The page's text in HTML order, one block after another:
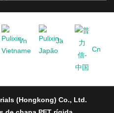
Vn
Ja
Cn
(Hongkong) Co., Ltd.